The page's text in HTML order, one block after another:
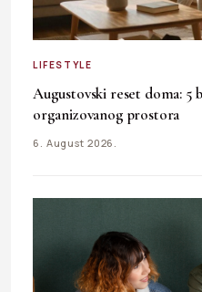
LIFESTYLE
Augustovski reset doma: 5
organizovanog prostora
6. August 2026.